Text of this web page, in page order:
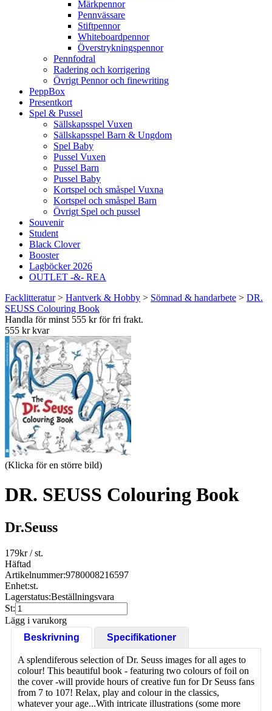
Märkpennor
Pennvässare
Stiftpennor
Whiteboardpennor
Överstrykningspennor
Pennfodral
Radering och korrigering
Övrigt Pennor och finewriting
PeppBox
Presentkort
Spel & Pussel
Sällskapsspel Vuxen
Sällskapsspel Barn & Ungdom
Spel Baby
Pussel Vuxen
Pussel Barn
Pussel Baby
Kortspel och småspel Vuxna
Kortspel och småspel Barn
Övrigt Spel och pussel
Souvenir
Student
Black Clover
Booster
Lagböcker 2026
OUTLET -&- REA
Facklitteratur> Hantverk & Hobby > Sömnad & handarbete > DR.
SEUSS Colouring Book
Handla för minst 555 kr för fri frakt.
555 kr kvar
(Klicka för en större bild)
DR. SEUSS Colouring Book
Dr.Seuss
179kr/ st.
Häftad
Artikelnummer:9780008216597
Enhet:st.
Lagerstatus:Beställningsvara
St:
Lägg i varukorg
Beskrivning
Specifikationer
A splendiferous selection of Dr. Seuss images for all ages to
colour! This beautiful book - featuring two colours of foil on
the cover -will provide hours of creative fun for Dr Seuss fans
from 7 to 107! Relax, play and colour in the classics,
whatever your age...With intricate illustrations (some more